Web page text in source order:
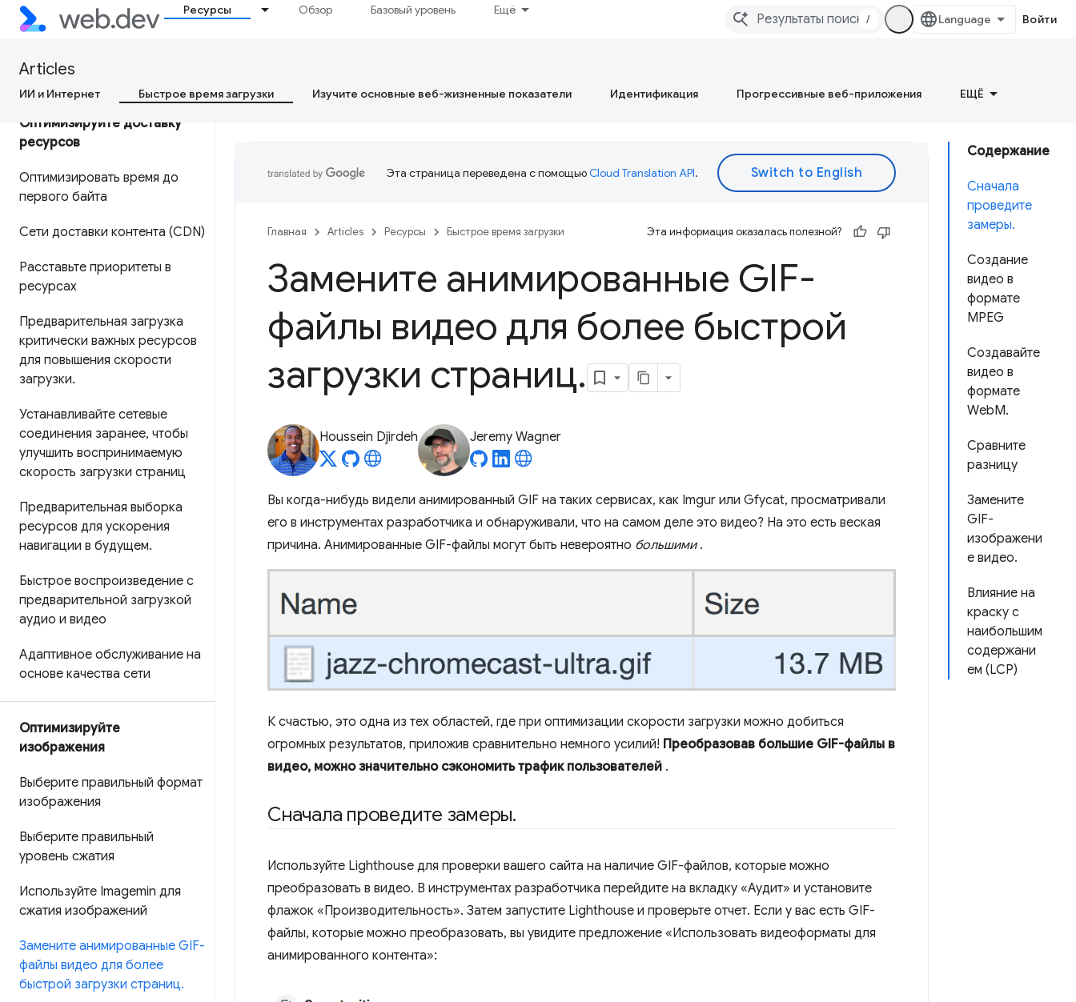
Ресурсы Обзор Базовый уровень Ещё
/ Войти
Articles
ИИ и Интернет Быстрое время загрузки Изучите основные веб-жизненные показатели Идентификация Прогрессивные веб-приложения ЕЩЁ
Почему данные CrUX
RUM?
Оптимизируйте доставку
ресурсов
Оптимизировать время до
первого байта
Сети доставки контента (CDN)
Расставьте приоритеты в
ресурсах
Предварительная загрузка
критически важных ресурсов
для повышения скорости
загрузки.
Устанавливайте сетевые
соединения заранее, чтобы
улучшить воспринимаемую
скорость загрузки страниц
Предварительная выборка
ресурсов для ускорения
навигации в будущем.
Быстрое воспроизведение с
предварительной загрузкой
аудио и видео
Адаптивное обслуживание на
основе качества сети
Оптимизируйте
изображения
Выберите правильный формат
изображения
Выберите правильный
уровень сжатия
Используйте Imagemin для
сжатия изображений
Замените анимированные GIF-
файлы видео для более
быстрой загрузки страниц.
Содержание
Сначала
проведите
замеры.
Создание
видео в
формате
MPEG
Создавайте
видео в
формате
WebM.
Сравните
разницу
Замените
GIF-
изображени
е видео.
Влияние на
краску с
наибольшим
содержани
ем (LCP)
Эта страница переведена с помощьюCloud Translation API.
Главная Articles Ресурсы Быстрое время загрузки Эта информация оказалась полезной?
Замените анимированные GIF-
файлы видео для более быстрой
загрузки страниц.
Houssein Djirdeh Jeremy Wagner
Вы когда-нибудь видели анимированный GIF на таких сервисах, как Imgur или Gfycat, просматривали
его в инструментах разработчика и обнаруживали, что на самом деле это видео? На это есть веская
причина. Анимированные GIF-файлы могут быть невероятно большими.
К счастью, это одна из тех областей, где при оптимизации скорости загрузки можно добиться
огромных результатов, приложив сравнительно немного усилий! Преобразовав большие GIF-файлы в
видео, можно значительно сэкономить трафик пользователей .
Сначала проведите замеры.
Используйте Lighthouse для проверки вашего сайта на наличие GIF-файлов, которые можно
преобразовать в видео. В инструментах разработчика перейдите на вкладку «Аудит» и установите
флажок «Производительность». Затем запустите Lighthouse и проверьте отчет. Если у вас есть GIF-
файлы, которые можно преобразовать, вы увидите предложение «Использовать видеоформаты для
анимированного контента»: